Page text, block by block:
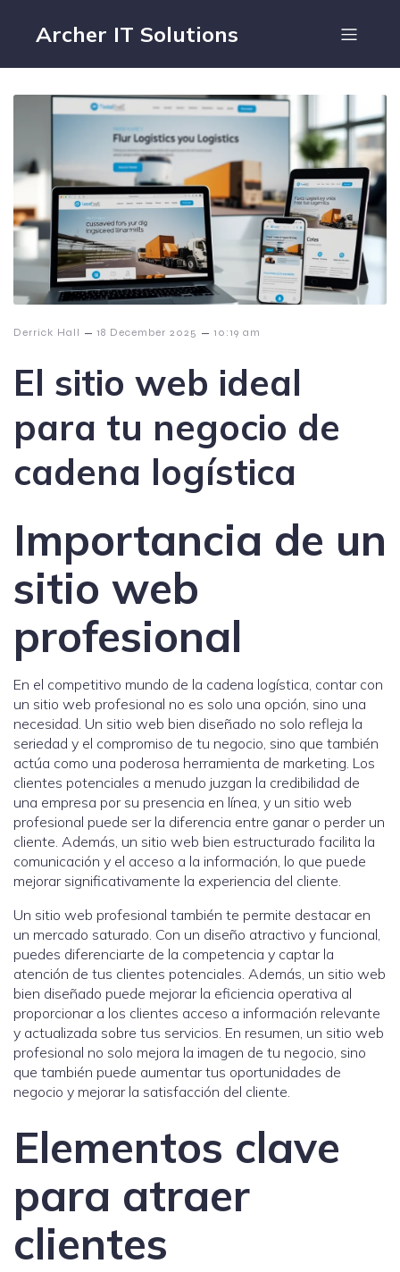
Archer IT Solutions
Derrick Hall – 18 December 2025 – 10:19 am
El sitio web ideal
para tu negocio de
cadena logística
Importancia de un
sitio web
profesional
En el competitivo mundo de la cadena logística, contar con
un sitio web profesional no es solo una opción, sino una
necesidad. Un sitio web bien diseñado no solo refleja la
seriedad y el compromiso de tu negocio, sino que también
actúa como una poderosa herramienta de marketing. Los
clientes potenciales a menudo juzgan la credibilidad de
una empresa por su presencia en línea, y un sitio web
profesional puede ser la diferencia entre ganar o perder un
cliente. Además, un sitio web bien estructurado facilita la
comunicación y el acceso a la información, lo que puede
mejorar significativamente la experiencia del cliente.
Un sitio web profesional también te permite destacar en
un mercado saturado. Con un diseño atractivo y funcional,
puedes diferenciarte de la competencia y captar la
atención de tus clientes potenciales. Además, un sitio web
bien diseñado puede mejorar la eficiencia operativa al
proporcionar a los clientes acceso a información relevante
y actualizada sobre tus servicios. En resumen, un sitio web
profesional no solo mejora la imagen de tu negocio, sino
que también puede aumentar tus oportunidades de
negocio y mejorar la satisfacción del cliente.
Elementos clave
para atraer
clientes